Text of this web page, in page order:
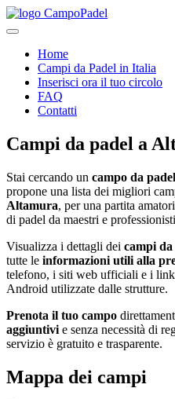
Home
Campi da Padel in Italia
Inserisci ora il tuo circolo
FAQ
Contatti
Campi da padel a
Stai cercando un campo da
propone una lista dei migliori
Altamura, per una partita
di padel da maestri e
Visualizza i dettagli dei campi da
tutte le informazioni utili alla
telefono, i siti web ufficiali e i
Android utilizzate dalle strutture.
Prenota il tuo campo
aggiuntivi e senza necessità di
servizio è gratuito e trasparente.
Mappa dei campi